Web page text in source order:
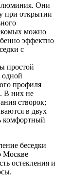
Они
при открытии
можно
эффектно
с
простой
профиля
В них не
створок;
в двух
комфортный
беседки
Москве
остекления и